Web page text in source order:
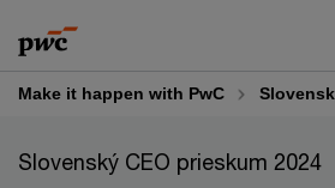
to
content
to
footer
Make it happen with PwC
Slovenský CEO prieskum 2024